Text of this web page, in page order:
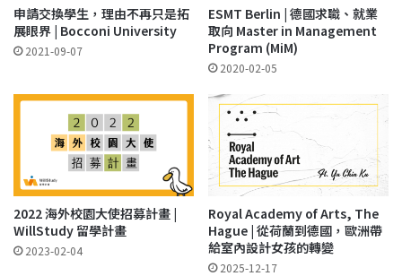
申請交換學生，理由不再只是拓
展眼界 | Bocconi University
2021-09-07
ESMT Berlin | 德國求職、就業
取向 Master in Management
Program (MiM)
2020-02-05
2022 海外校園大使招募計畫 |
WillStudy 留學計畫
2023-02-04
Royal Academy of Arts, The
Hague | 從荷蘭到德國，歐洲帶
給室內設計女孩的轉變
2025-12-17